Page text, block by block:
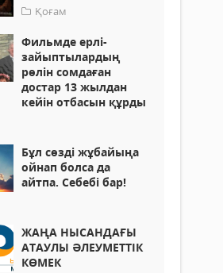
Қоғам
Фильмде ерлі-
зайыптылардың
рөлін сомдаған
достар 13 жылдан
кейін отбасын құрды
Бұл сөзді жұбайыңа
ойнап болса да
айтпа. Себебі бар!
ЖАҢА НЫСАНДАҒЫ
АТАУЛЫ ӘЛЕУМЕТТІК
КӨМЕК